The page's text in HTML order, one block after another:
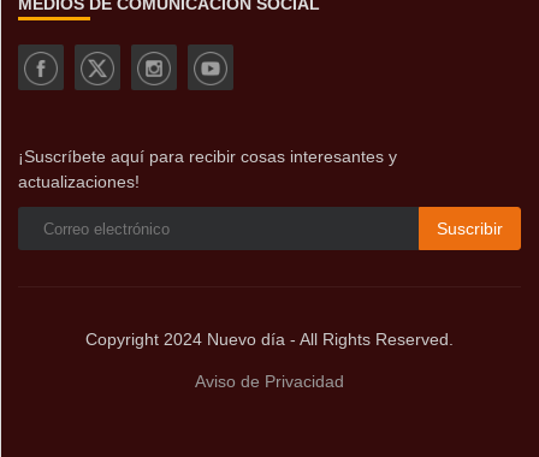
¡Suscríbete aquí para recibir cosas interesantes y
actualizaciones!
Suscribir
Copyright 2024 Nuevo día - All Rights Reserved.
Aviso de Privacidad